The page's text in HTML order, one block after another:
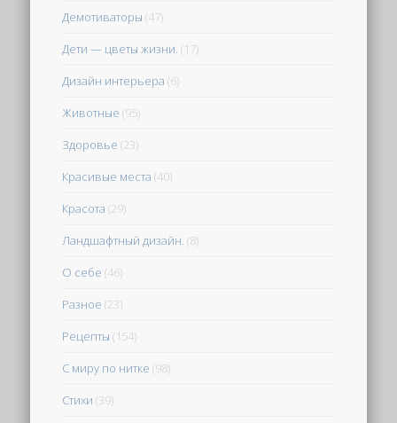
Демотиваторы (47)
Дети — цветы жизни. (17)
Дизайн интерьера (6)
Животные (95)
Здоровье (23)
Красивые места (40)
Красота (29)
Ландшафтный дизайн. (8)
О себе (46)
Разное (23)
Рецепты (154)
С миру по нитке (98)
Стихи (39)